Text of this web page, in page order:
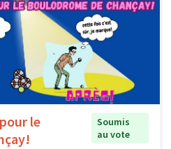
le
Soumis
au vote